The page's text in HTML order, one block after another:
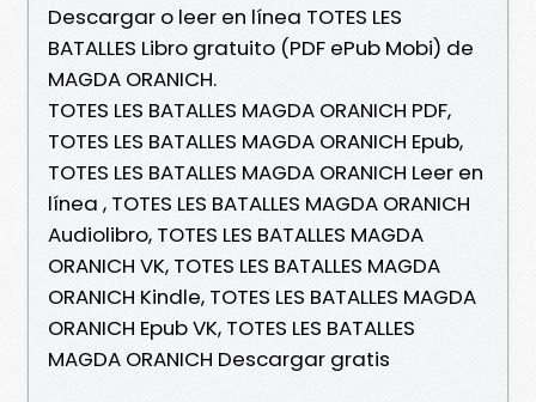
Descargar o leer en línea TOTES LES
BATALLES Libro gratuito (PDF ePub Mobi) de
MAGDA ORANICH.
TOTES LES BATALLES MAGDA ORANICH PDF,
TOTES LES BATALLES MAGDA ORANICH Epub,
TOTES LES BATALLES MAGDA ORANICH Leer en
línea , TOTES LES BATALLES MAGDA ORANICH
Audiolibro, TOTES LES BATALLES MAGDA
ORANICH VK, TOTES LES BATALLES MAGDA
ORANICH Kindle, TOTES LES BATALLES MAGDA
ORANICH Epub VK, TOTES LES BATALLES
MAGDA ORANICH Descargar gratis